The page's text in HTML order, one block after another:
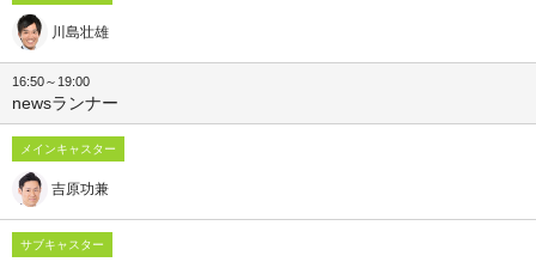
川島壮雄
16:50～19:00
newsランナー
メインキャスター
吉原功兼
サブキャスター